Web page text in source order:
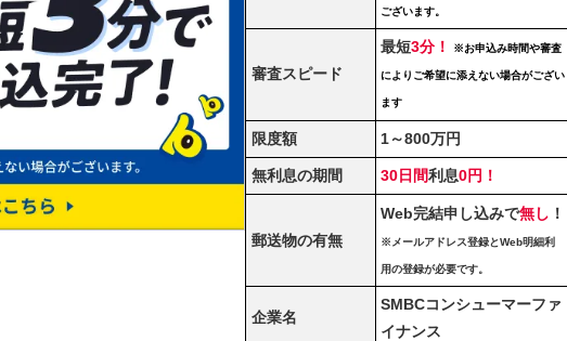
ございます。
審査スピード
最短3分！ ※お申込み時間や審査
によりご希望に添えない場合がござい
ます
限度額 1～800万円
無利息の期間 30日間利息0円！
郵送物の有無
Web完結申し込みで無し ！
※メールアドレス登録とWeb明細利
用の登録が必要です。
企業名
SMBCコンシューマーファ
イナンス